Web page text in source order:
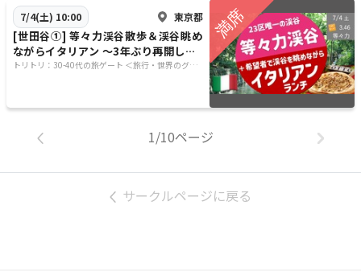
7/4(土) 10:00 東京都
[世田谷①] 等々力渓谷散歩＆渓谷眺め
ながらイタリアン 〜3年ぶり再開した2
3区内唯一の渓谷で都内のオアシス
トリトリ：30-40代の旅ゲート ＜旅行・世界のグル
1/10ページ
サークルページに戻る